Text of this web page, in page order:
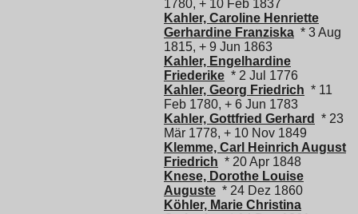
1780, + 10 Feb 1837
Kahler, Caroline Henriette
Gerhardine Franziska * 3 Aug
1815, + 9 Jun 1863
Kahler, Engelhardine
Friederike * 2 Jul 1776
Kahler, Georg Friedrich * 11
Feb 1780, + 6 Jun 1783
Kahler, Gottfried Gerhard
* 23
Mär 1778, + 10 Nov 1849
Klemme, Carl Heinrich August
Friedrich * 20 Apr 1848
Knese, Dorothe Louise
Auguste * 24 Dez 1860
Köhler, Marie Christina